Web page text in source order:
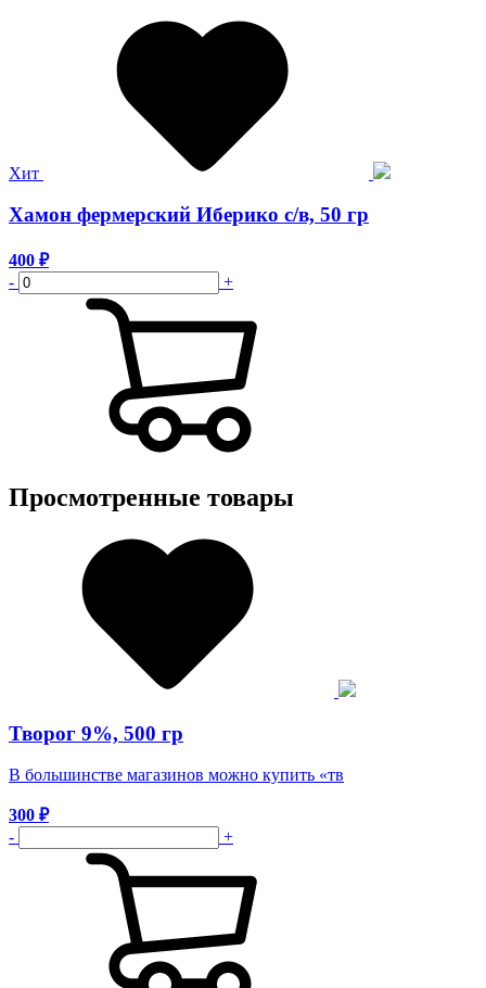
Хит
Хамон фермерский Иберико с/в, 50 гр
400 ₽
-
+
Просмотренные товары
Творог 9%, 500 гр
В большинстве магазинов можно купить «тв
300 ₽
-
+